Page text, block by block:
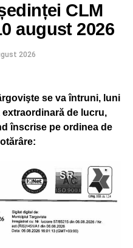
Chindia.
CLM
august 2026
2026
se va întruni, luni
extraordinară de lucru,
înscrise pe ordinea de